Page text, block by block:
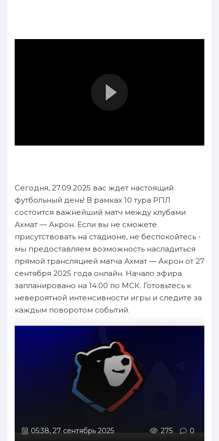
Сегодня, 27.09.2025 вас ждет настоящий
футбольный день! В рамках 10 тура РПЛ
состоится важнейший матч между клубами
Ахмат — Акрон. Если вы не сможете
присутствовать на стадионе, не беспокойтесь -
мы предоставляем возможность насладиться
прямой трансляцией матча Ахмат — Акрон от 27
сентября 2025 года онлайн. Начало эфира
запланировано на 14:00 по МСК. Готовьтесь к
невероятной интенсивности игры и следите за
каждым поворотом событий.
05:38, 27 сентябрь 2025 275 0